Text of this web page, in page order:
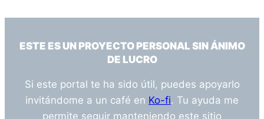
ESTE ES UN PROYECTO PERSONAL SIN ÁNIMO
DE LUCRO
Si este portal te ha sido útil, puedes apoyarlo
invitándome a un café en Ko-fi. Tu ayuda me
permite seguir manteniendo este sitio